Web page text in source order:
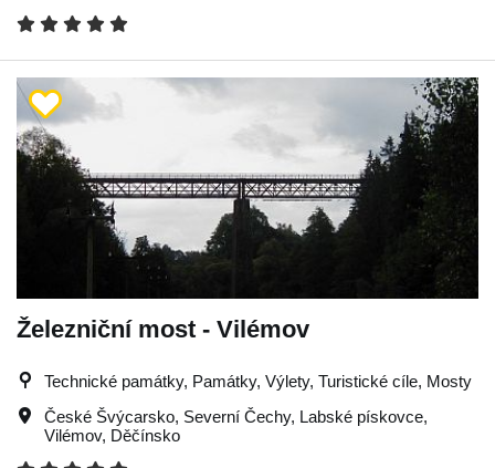
Železniční most - Vilémov
Technické památky, Památky, Výlety, Turistické cíle, Mosty
České Švýcarsko, Severní Čechy, Labské pískovce,
Vilémov, Děčínsko